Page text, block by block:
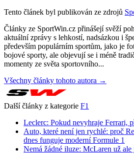
Tento článek byl publikován ze zdrojů
Články ze SportWin.cz přinášejí svěží
aktuální zprávy s lehkostí, nadsázkou i
především populárním sportům, jako je
bojové sporty, ale objevují se i méně
momenty ze světa sportovního...
Všechny články tohoto autora →
Další články z kategorie F1
Leclerc: Pokud nevyhraje Ferrari,
Auto, které není jen rychlé: proč
dnes funguje moderní Formule 1
Nemá žádné iluze: McLaren už ale